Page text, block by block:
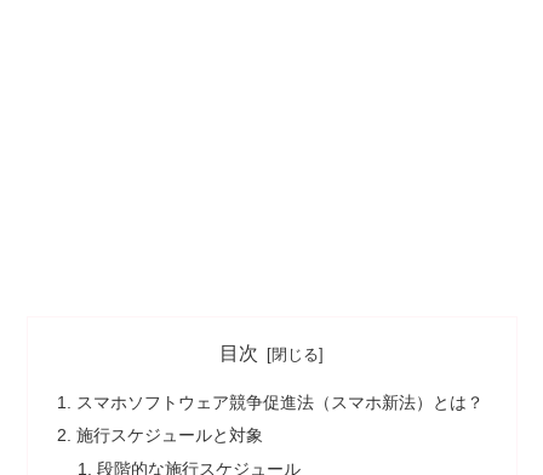
目次
スマホソフトウェア競争促進法（スマホ新法）とは？
施行スケジュールと対象
段階的な施行スケジュール